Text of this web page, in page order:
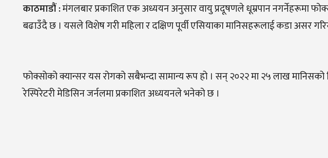
काठमाडौं :मंगलबार प्रकाशित एक अध्ययन अनुसार वायु प्रदूषणले धूम्रपान नगर्नेहरूमा
बढाउँदै छ । यसले विशेष गरी महिला र दक्षिण पूर्वी एसियाका मानिसहरूलाई कडा असर
फोक्सोको क्यान्सर यस रोगको सबैभन्दा सामान्य रूप हो । सन् २०२२ मा २५ लाख मानिसको
रेस्पिरेटरी मेडिसिन जर्नलमा प्रकाशित अध्ययनले भनेको छ ।